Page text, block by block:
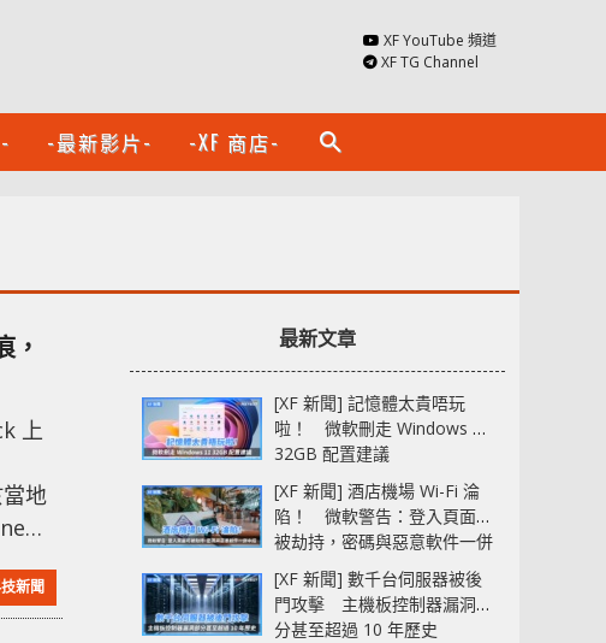
XF YouTube 頻道
XF TG Channel
-最新影片- -XF 商店- search
，
上
相
新聞
最新文章
[XF 新聞] 記憶體太貴唔玩
啦！ 微軟刪走 Windows 11
32GB 配置建議
[XF 新聞] 酒店機場 Wi-Fi 淪
陷！ 微軟警告：登入頁面可
被劫持，密碼與惡意軟件一併
中招
[XF 新聞] 數千台伺服器被後
門攻擊 主機板控制器漏洞部
分甚至超過 10 年歷史